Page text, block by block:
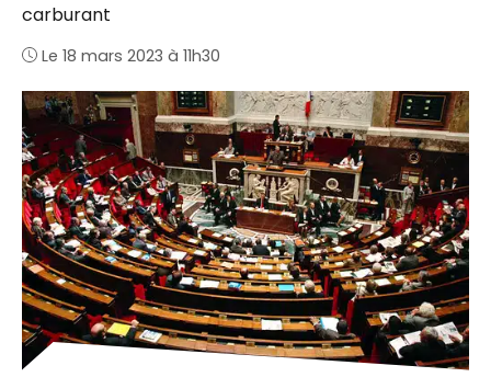
carburant
Le 18 mars 2023 à 11h30